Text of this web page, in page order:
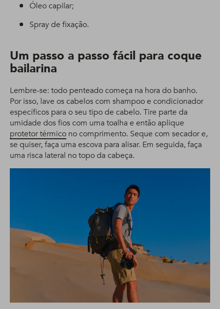
Óleo capilar;
Spray de fixação.
Um passo a passo fácil para coque
bailarina
Lembre-se: todo penteado começa na hora do banho.
Por isso, lave os cabelos com shampoo e condicionador
específicos para o seu tipo de cabelo. Tire parte da
umidade dos fios com uma toalha e então aplique
protetor térmico no comprimento. Seque com secador e,
se quiser, faça uma escova para alisar. Em seguida, faça
uma risca lateral no topo da cabeça.